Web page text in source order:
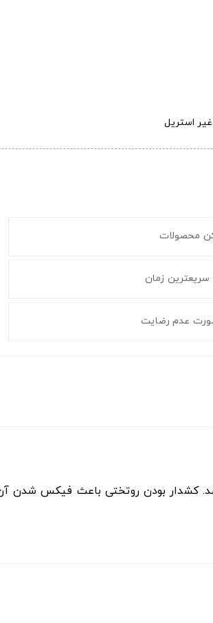
استریل
محصولات
سریعترین زمان
عدم رضایت
کشدار بودن روتختی باعث فیکس شدن